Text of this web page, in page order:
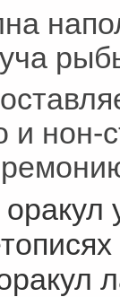
и нон-